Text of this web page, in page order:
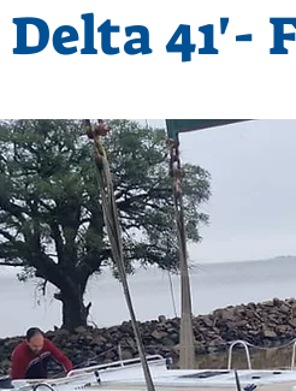
Delta 41'-